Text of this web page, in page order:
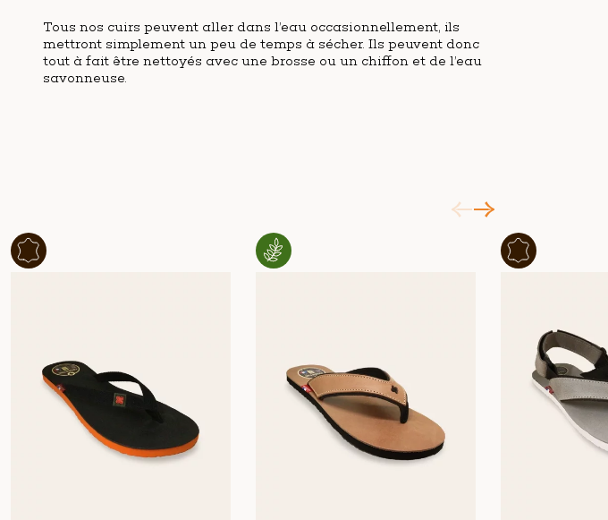
Tous nos cuirs peuvent aller dans l’eau occasionnellement, ils
mettront simplement un peu de temps à sécher. Ils peuvent donc
tout à fait être nettoyés avec une brosse ou un chiffon et de l’eau
savonneuse.